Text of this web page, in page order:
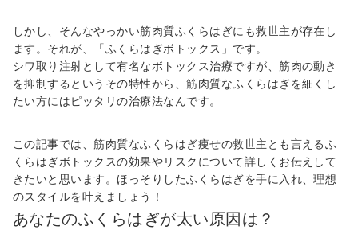
しかし、そんなやっかい筋肉質ふくらはぎにも救世主が存在し
ます。それが、「ふくらはぎボトックス」です。
シワ取り注射として有名なボトックス治療ですが、筋肉の動き
を抑制するというその特性から、筋肉質なふくらはぎを細くし
たい方にはピッタリの治療法なんです。
この記事では、筋肉質なふくらはぎ痩せの救世主とも言えるふ
くらはぎボトックスの効果やリスクについて詳しくお伝えして
きたいと思います。ほっそりしたふくらはぎを手に入れ、理想
のスタイルを叶えましょう！
あなたのふくらはぎが太い原因は？